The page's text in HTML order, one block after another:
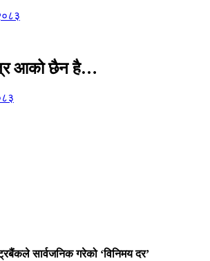
आको छैन है…
सार्वजनिक गरेको ‘विनिमय दर’